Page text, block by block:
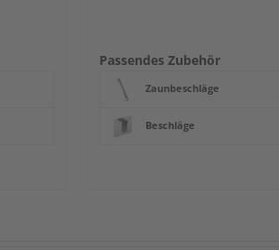
Passendes Zubehör
Zaunbeschläge
Beschläge